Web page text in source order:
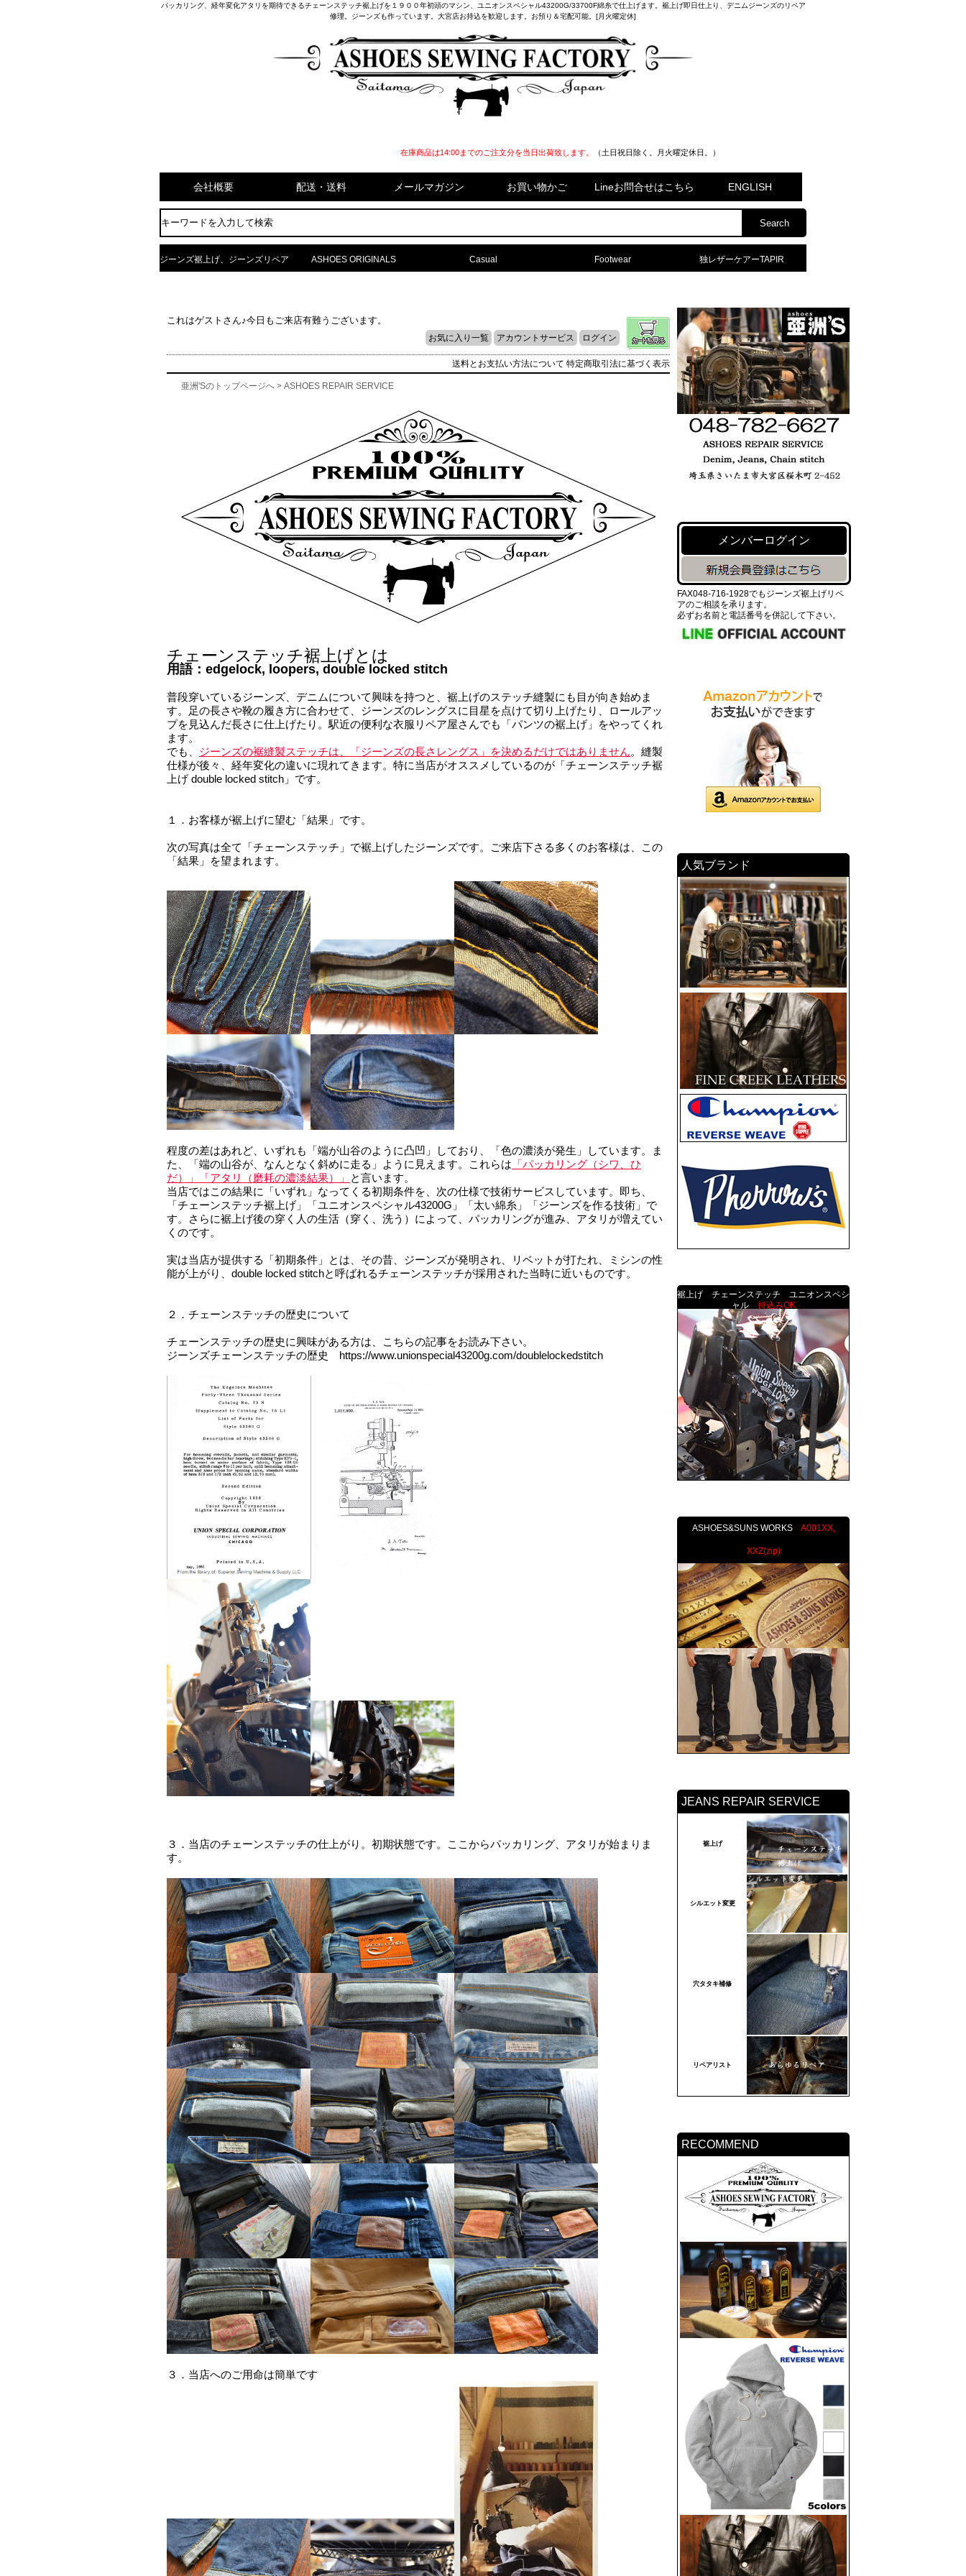
パッカリング、経年変化アタリを期待できるチェーンステッチ裾上げを１９００年初頭のマシン、ユニオンスペシャル43200G/33700F綿糸で仕上げます。裾上げ即日仕上り、デニムジーンズのリペア
修理。ジーンズも作っています。大宮店お持込を歓迎します。お預り＆宅配可能。[月火曜定休]
在庫商品は14:00までのご注文分を当日出荷致します。 （土日祝日除く。月火曜定休日。）
会社概要 配送・送料 メールマガジン お買い物かご Lineお問合せはこちら ENGLISH
ジーンズ裾上げ、ジーンズリペア ASHOES ORIGINALS Casual Footwear 独レザーケアーTAPIR
これはゲストさん♪今日もご来店有難うございます。
お気に入り一覧 アカウントサービス ログイン
送料とお支払い方法について 特定商取引法に基づく表示
亜洲'Sのトップページへ > ASHOES REPAIR SERVICE
チェーンステッチ裾上げとは
用語：edgelock, loopers, double locked stitch
普段穿いているジーンズ、デニムについて興味を持つと、裾上げのステッチ縫製にも目が向き始めま
す。足の長さや靴の履き方に合わせて、ジーンズのレングスに目星を点けて切り上げたり、ロールアッ
プを見込んだ長さに仕上げたり。駅近の便利な衣服リペア屋さんでも「パンツの裾上げ」をやってくれ
ます。
でも、 ジーンズの裾縫製ステッチは、「ジーンズの長さレングス」を決めるだけではありません。縫製
仕様が後々、経年変化の違いに現れてきます。特に当店がオススメしているのが「チェーンステッチ裾
上げ double locked stitch」です。
１．お客様が裾上げに望む「結果」です。
次の写真は全て「チェーンステッチ」で裾上げしたジーンズです。ご来店下さる多くのお客様は、この
「結果」を望まれます。
程度の差はあれど、いずれも「端が山谷のように凸凹」しており、「色の濃淡が発生」しています。ま
た、「端の山谷が、なんとなく斜めに走る」ように見えます。これらは 「パッカリング（シワ、ひ
だ）」「アタリ（磨耗の濃淡結果）」
と言います。
当店ではこの結果に「いずれ」なってくる初期条件を、次の仕様で技術サービスしています。即ち、
「チェーンステッチ裾上げ」「ユニオンスペシャル43200G」「太い綿糸」「ジーンズを作る技術」で
す。さらに裾上げ後の穿く人の生活（穿く、洗う）によって、パッカリングが進み、アタリが増えてい
くのです。
実は当店が提供する「初期条件」とは、その昔、ジーンズが発明され、リベットが打たれ、ミシンの性
能が上がり、double locked stitchと呼ばれるチェーンステッチが採用された当時に近いものです。
２．チェーンステッチの歴史について
チェーンステッチの歴史に興味がある方は、こちらの記事をお読み下さい。
ジーンズチェーンステッチの歴史
https://www.unionspecial43200g.com/doublelockedstitch
３．当店のチェーンステッチの仕上がり。初期状態です。ここからパッカリング、アタリが始まりま
す。
３．当店へのご用命は簡単です
メンバーログイン
FAX048-716-1928でもジーンズ裾上げリペ
アのご相談を承ります。
必ずお名前と電話番号を併記して下さい。
人気ブランド
裾上げ チェーンステッチ ユニオンスペシ
ャル 持込みOK
ASHOES&SUNS WORKS A001XX,
XXZ(zip)
JEANS REPAIR SERVICE
裾上げ
シルエット変更
穴タタキ補修
リペアリスト
RECOMMEND